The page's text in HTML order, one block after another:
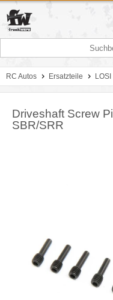
RC Autos Ersatzteile
Driveshaft Screw
SBR/SRR